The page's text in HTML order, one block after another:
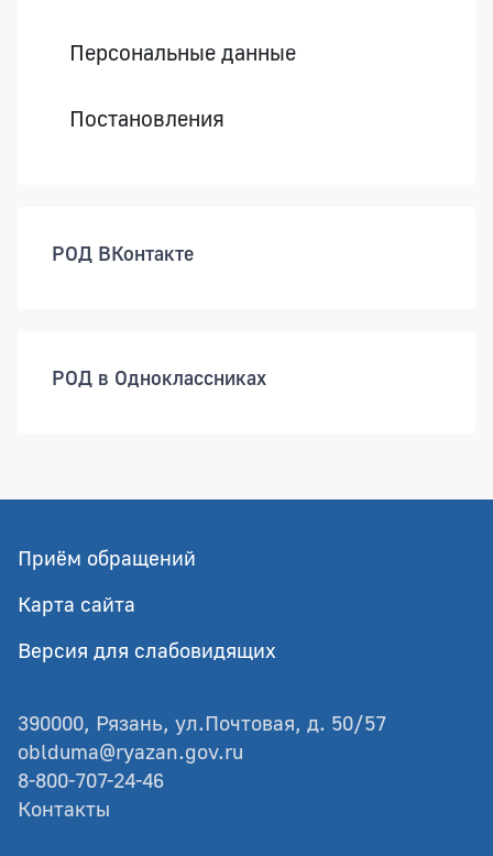
Персональные данные
Постановления
РОД ВКонтакте
РОД в Одноклассниках
Приём обращений
Карта сайта
Версия для слабовидящих
390000, Рязань, ул.Почтовая, д. 50/57
oblduma@ryazan.gov.ru
8-800-707-24-46
Контакты